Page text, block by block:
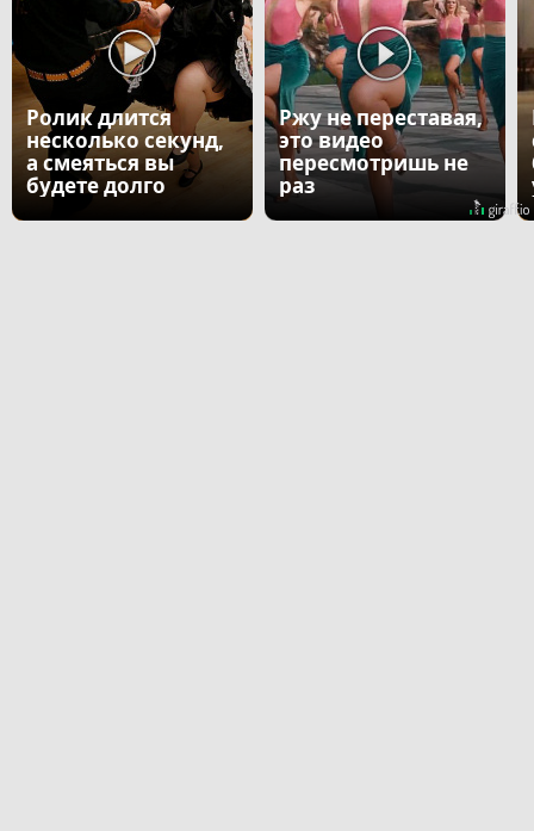
Ролик длится
несколько секунд,
а смеяться вы
будете долго
Ржу не переставая,
это видео
пересмотришь не
раз